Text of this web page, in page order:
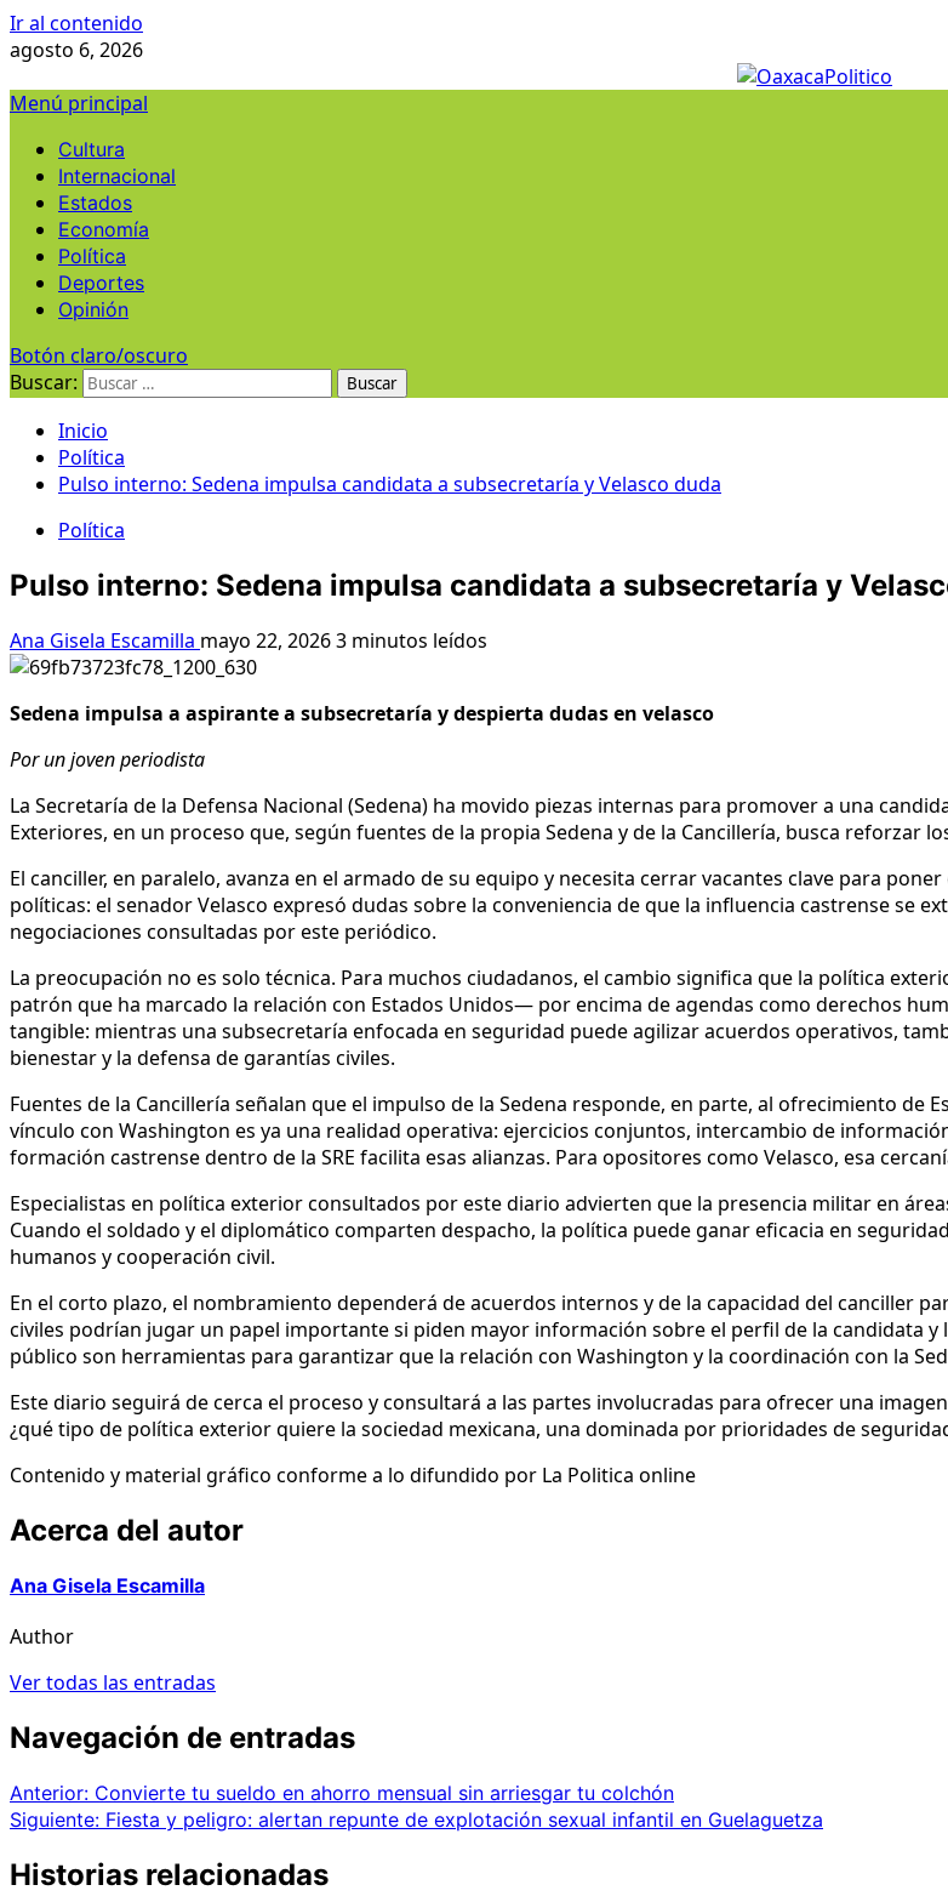
Ir al contenido
agosto 6, 2026
Menú principal
Cultura
Internacional
Estados
Economía
Política
Deportes
Opinión
Botón claro/oscuro
Buscar:
Inicio
Política
Pulso interno: Sedena impulsa candidata a subsecretaría y Velasco duda
Política
Pulso interno: Sedena impulsa candidata a subsecretaría y
Ana Gisela Escamilla mayo 22, 20263 minutos leídos
Sedena impulsa a aspirante a subsecretaría y despierta dudas en velasco
Por un joven periodista
La Secretaría de la Defensa Nacional (Sedena) ha movido piezas internas para promover a una
Exteriores, en un proceso que, según fuentes de la propia Sedena y de la Cancillería, busca reforzar
El canciller, en paralelo, avanza en el armado de su equipo y necesita cerrar vacantes clave para
políticas: el senador Velasco expresó dudas sobre la conveniencia de que la influencia castrense se
negociaciones consultadas por este periódico.
La preocupación no es solo técnica. Para muchos ciudadanos, el cambio significa que la política
patrón que ha marcado la relación con Estados Unidos— por encima de agendas como derechos
tangible: mientras una subsecretaría enfocada en seguridad puede agilizar acuerdos operativos,
bienestar y la defensa de garantías civiles.
Fuentes de la Cancillería señalan que el impulso de la Sedena responde, en parte, al ofrecimiento de
vínculo con Washington es ya una realidad operativa: ejercicios conjuntos, intercambio de
formación castrense dentro de la SRE facilita esas alianzas. Para opositores como Velasco, esa
Especialistas en política exterior consultados por este diario advierten que la presencia militar en
Cuando el soldado y el diplomático comparten despacho, la política puede ganar eficacia en
humanos y cooperación civil.
En el corto plazo, el nombramiento dependerá de acuerdos internos y de la capacidad del canciller
civiles podrían jugar un papel importante si piden mayor información sobre el perfil de la candidata
público son herramientas para garantizar que la relación con Washington y la coordinación con la
Este diario seguirá de cerca el proceso y consultará a las partes involucradas para ofrecer una
¿qué tipo de política exterior quiere la sociedad mexicana, una dominada por prioridades de
Contenido y material gráfico conforme a lo difundido por La Politica online
Acerca del autor
Ana Gisela Escamilla
Author
Ver todas las entradas
Navegación de entradas
Anterior: Convierte tu sueldo en ahorro mensual sin arriesgar tu colchón
Siguiente: Fiesta y peligro: alertan repunte de explotación sexual infantil en Guelaguetza
Historias relacionadas